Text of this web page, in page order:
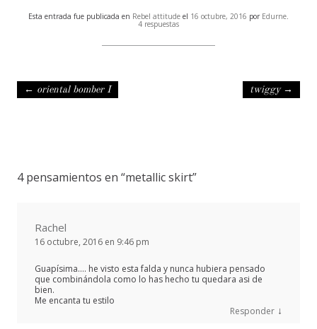
Esta entrada fue publicada en Rebel attitude el 16 octubre, 2016 por Edurne.
4 respuestas
Navegación de entradas
← oriental bomber I twiggy →
4 pensamientos en “metallic skirt”
Rachel
16 octubre, 2016 en 9:46 pm
Guapísima…. he visto esta falda y nunca hubiera pensado
que combinándola como lo has hecho tu quedara asi de
bien.
Me encanta tu estilo
Responder ↓